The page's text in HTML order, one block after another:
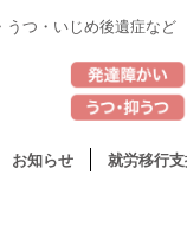
うつ・いじめ後遺症など
お知らせ 就労移行